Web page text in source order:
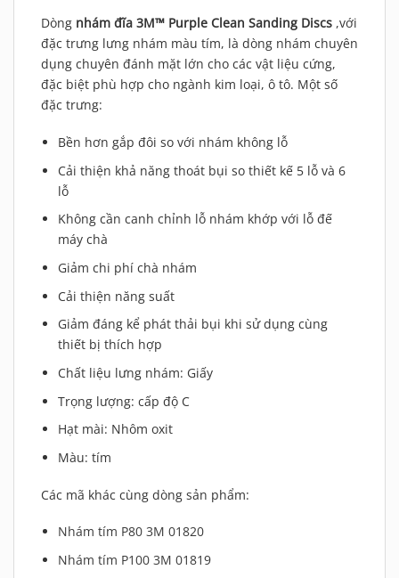
Dòng nhám đĩa 3M™ Purple Clean Sanding Discs ,với
đặc trưng lưng nhám màu tím, là dòng nhám chuyên
dụng chuyên đánh mặt lớn cho các vật liệu cứng,
đặc biệt phù hợp cho ngành kim loại, ô tô. Một số
đặc trưng:
Bền hơn gắp đôi so với nhám không lỗ
Cải thiện khả năng thoát bụi so thiết kế 5 lỗ và 6
lỗ
Không cần canh chỉnh lỗ nhám khớp với lỗ đế
máy chà
Giảm chi phí chà nhám
Cải thiện năng suất
Giảm đáng kể phát thải bụi khi sử dụng cùng
thiết bị thích hợp
Chất liệu lưng nhám: Giấy
Trọng lượng: cấp độ C
Hạt mài: Nhôm oxit
Màu: tím
Các mã khác cùng dòng sản phẩm:
Nhám tím P80 3M 01820
Nhám tím P100 3M 01819